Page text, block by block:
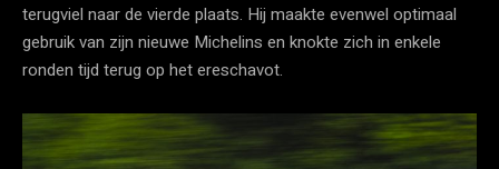
terugviel naar de vierde plaats. Hij maakte evenwel optimaal
gebruik van zijn nieuwe Michelins en knokte zich in enkele
ronden tijd terug op het ereschavot.